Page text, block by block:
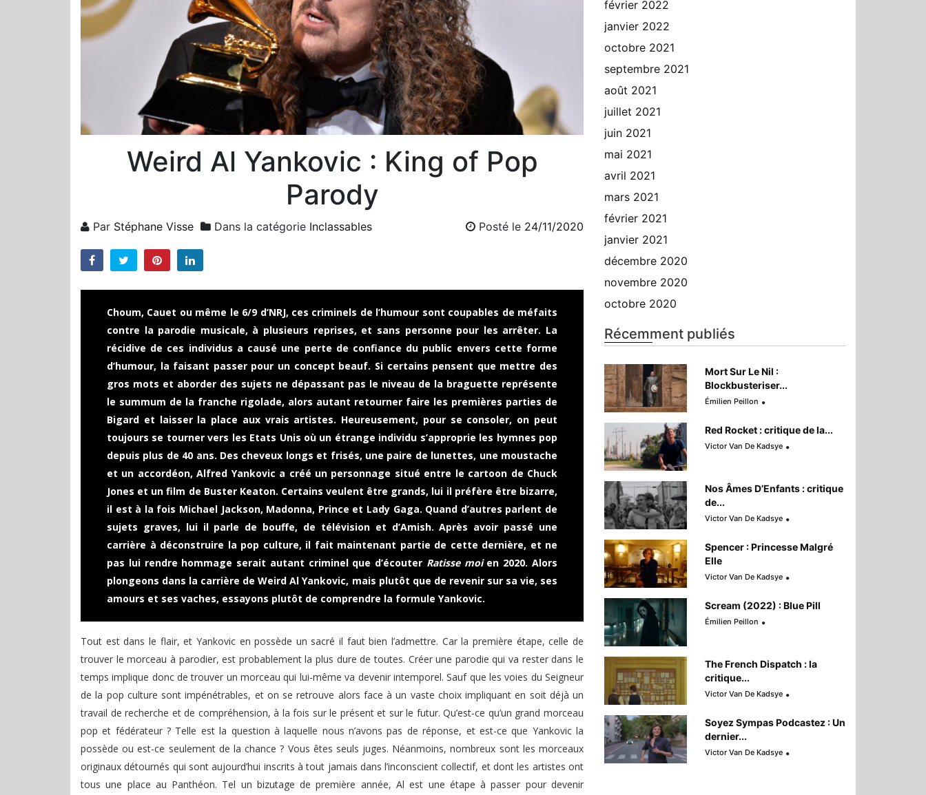
Weird Al Yankovic : King of Pop
Parody
Par Stéphane Visse Dans la catégorie Inclassables Posté le 24/11/2020
Choum, Cauet ou même le 6/9 d’NRJ, ces criminels de l’humour sont coupables de méfaits
contre la parodie musicale, à plusieurs reprises, et sans personne pour les arrêter. La
récidive de ces individus a causé une perte de confiance du public envers cette forme
d’humour, la faisant passer pour un concept beauf. Si certains pensent que mettre des
gros mots et aborder des sujets ne dépassant pas le niveau de la braguette représente
le summum de la franche rigolade, alors autant retourner faire les premières parties de
Bigard et laisser la place aux vrais artistes. Heureusement, pour se consoler, on peut
toujours se tourner vers les Etats Unis où un étrange individu s’approprie les hymnes pop
depuis plus de 40 ans. Des cheveux longs et frisés, une paire de lunettes, une moustache
et un accordéon, Alfred Yankovic a créé un personnage situé entre le cartoon de Chuck
Jones et un film de Buster Keaton. Certains veulent être grands, lui il préfère être bizarre,
il est à la fois Michael Jackson, Madonna, Prince et Lady Gaga. Quand d’autres parlent de
sujets graves, lui il parle de bouffe, de télévision et d’Amish. Après avoir passé une
carrière à déconstruire la pop culture, il fait maintenant partie de cette dernière, et ne
pas lui rendre hommage serait autant criminel que d’écouter Ratisse moien 2020. Alors
plongeons dans la carrière de Weird Al Yankovic, mais plutôt que de revenir sur sa vie, ses
amours et ses vaches, essayons plutôt de comprendre la formule Yankovic.
Tout est dans le flair, et Yankovic en possède un sacré il faut bien l’admettre. Car la première étape, celle de
trouver le morceau à parodier, est probablement la plus dure de toutes. Créer une parodie qui va rester dans le
temps implique donc de trouver un morceau qui lui-même va devenir intemporel. Sauf que les voies du Seigneur
de la pop culture sont impénétrables, et on se retrouve alors face à un vaste choix impliquant en soit déjà un
travail de recherche et de compréhension, à la fois sur le présent et sur le futur. Qu’est-ce qu’un grand morceau
pop et fédérateur ? Telle est la question à laquelle nous n’avons pas de réponse, et est-ce que Yankovic la
possède ou est-ce seulement de la chance ? Vous êtes seuls juges. Néanmoins, nombreux sont les morceaux
originaux détournés qui sont aujourd’hui inscrits à tout jamais dans l’inconscient collectif, et dont les artistes ont
tous une place au Panthéon. Tel un bizutage de première année, Al est une étape à passer pour devenir
février 2022
janvier 2022
octobre 2021
septembre 2021
août 2021
juillet 2021
juin 2021
mai 2021
avril 2021
mars 2021
février 2021
janvier 2021
décembre 2020
novembre 2020
octobre 2020
Récemment publiés
Mort Sur Le Nil :
Blockbusteriser...
Émilien Peillon
Red Rocket : critique de la...
Victor Van De Kadsye
Nos Âmes D’Enfants : critique
de...
Victor Van De Kadsye
Spencer : Princesse Malgré
Elle
Victor Van De Kadsye
Scream (2022) : Blue Pill
Émilien Peillon
The French Dispatch : la
critique...
Victor Van De Kadsye
Soyez Sympas Podcastez : Un
dernier...
Victor Van De Kadsye